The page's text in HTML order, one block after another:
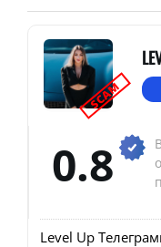
SCAM
0.8
Level Up